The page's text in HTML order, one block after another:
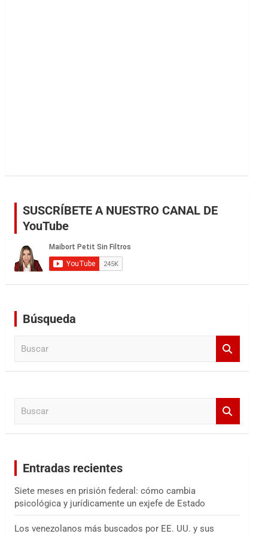
SUSCRÍBETE A NUESTRO CANAL DE
YouTube
Búsqueda
Entradas recientes
Siete meses en prisión federal: cómo cambia
psicológica y jurídicamente un exjefe de Estado
Los venezolanos más buscados por EE. UU. y sus